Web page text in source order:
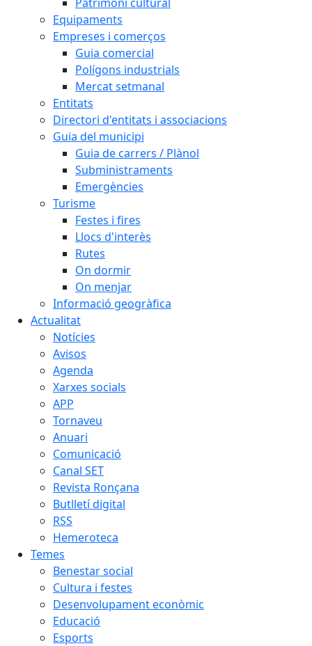
Equipaments
Empreses i comerços
Guia comercial
Polígons industrials
Mercat setmanal
Entitats
Directori d'entitats i associacions
Guia del municipi
Guia de carrers / Plànol
Subministraments
Emergències
Turisme
Festes i fires
Llocs d'interès
Rutes
On dormir
On menjar
Informació geogràfica
Actualitat
Notícies
Avisos
Agenda
Xarxes socials
APP
Tornaveu
Anuari
Comunicació
Canal SET
Revista Ronçana
Butlletí digital
RSS
Hemeroteca
Temes
Benestar social
Cultura i festes
Desenvolupament econòmic
Educació
Esports